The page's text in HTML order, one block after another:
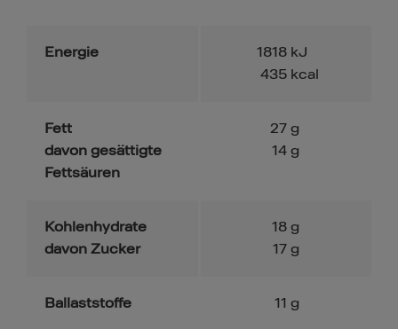
Energie 1818 kJ
435 kcal
Fett
davon gesättigte
Fettsäuren
27 g
14 g
Kohlenhydrate
davon Zucker
18 g
17 g
Ballaststoffe 11 g